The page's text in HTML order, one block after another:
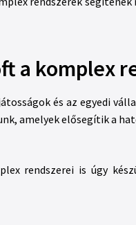
a komplex
és az egyedi
amelyek elősegítik a
rendszerei is úgy